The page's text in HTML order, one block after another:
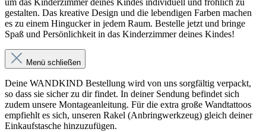
um das Kinderzimmer deines Kindes individuell und fröhlich zu
gestalten. Das kreative Design und die lebendigen Farben machen
es zu einem Hingucker in jedem Raum. Bestelle jetzt und bringe
Spaß und Persönlichkeit in das Kinderzimmer deines Kindes!
Menü schließen
Deine WANDKIND Bestellung wird von uns sorgfältig verpackt,
so dass sie sicher zu dir findet. In deiner Sendung befindet sich
zudem unsere Montageanleitung. Für die extra große Wandtattoos
empfiehlt es sich, unseren Rakel (Anbringwerkzeug) gleich deiner
Einkaufstasche hinzuzufügen.